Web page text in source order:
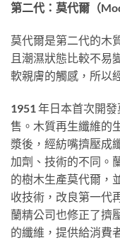
第二代：莫代爾（
莫代爾是第二代的木
且潮濕狀態比較不易
軟親膚的觸感，所以
1951 年日本首次開
售。木質再生纖維的
漿後，經紡嘴擠壓成
加劑、技術的不同。
的樹木生產莫代爾，
收技術，改良第一代
蘭精公司也修正了擠
的纖維，提供給消費